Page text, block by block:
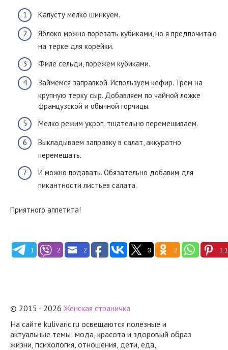
Капусту мелко шинкуем.
Яблоко можно порезать кубиками, но я предпочитаю
на терке для корейки.
Филе сельди, порежем кубиками.
Займемся заправкой. Используем кефир. Трем на
крупную терку сыр. Добавляем по чайной ложке
французской и обычной горчицы.
Мелко режим укроп, тщательно перемешиваем.
Выкладываем заправку в салат, аккуратно
перемешать.
И можно подавать. Обязательно добавим для
пикантности листьев салата.
Приятного аппетита!
1 2 2 3 2
© 2015 - 2026 Женская страничка
На сайте kulivaric.ru освещаются полезные и
актуальные темы: мода, красота и здоровый образ
жизни, психология, отношения, дети, еда,